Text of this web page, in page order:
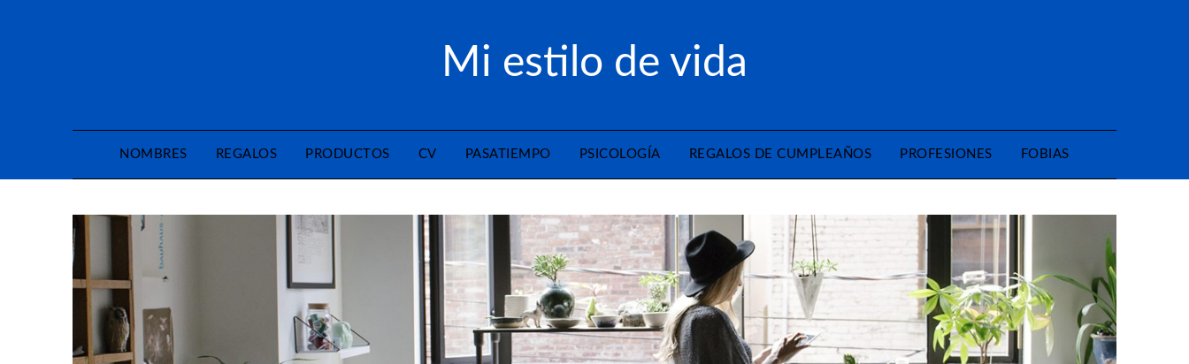
Mi estilo de vida
NOMBRES REGALOS PRODUCTOS CV PASATIEMPO PSICOLOGÍA REGALOS DE CUMPLEAÑOS PROFESIONES FOBIAS